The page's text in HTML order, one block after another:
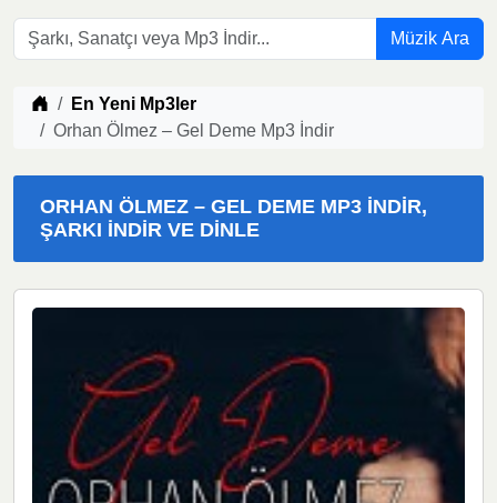
Müzik Ara
Müzik indir
En Yeni Mp3ler
Orhan Ölmez – Gel Deme Mp3 İndir
ORHAN ÖLMEZ – GEL DEME MP3 İNDIR,
ŞARKI İNDIR VE DINLE